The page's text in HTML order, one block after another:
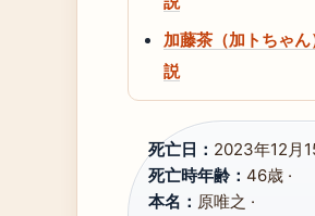
加藤茶（加トちゃ
説
死亡日： 2023年12月
死亡時年齢： 46歳 ·
本名： 原唯之 ·